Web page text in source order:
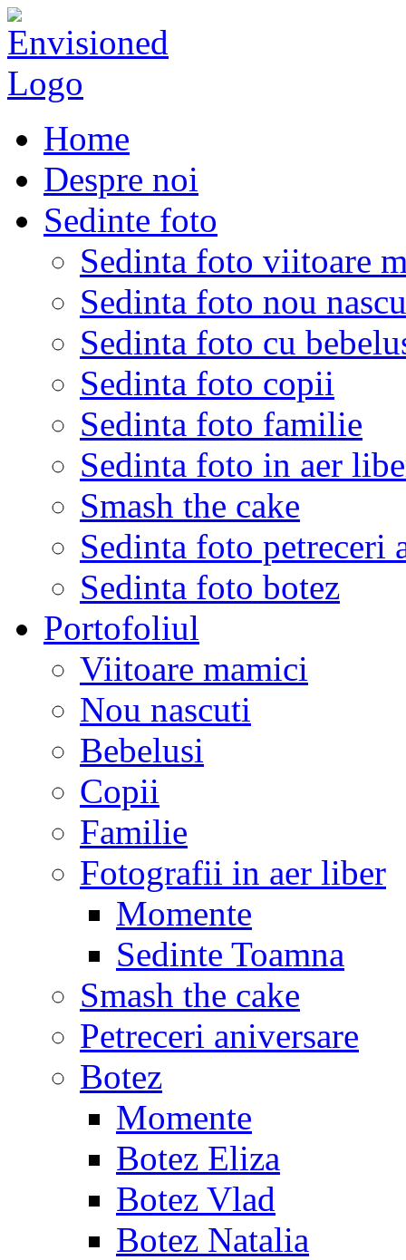
Home
Despre noi
Sedinte foto
Sedinta foto viitoare
Sedinta foto nou
Sedinta foto cu
Sedinta foto copii
Sedinta foto familie
Sedinta foto in aer
Smash the cake
Sedinta foto petreceri
Sedinta foto botez
Portofoliul
Viitoare mamici
Nou nascuti
Bebelusi
Copii
Familie
Fotografii in aer liber
Momente
Sedinte Toamna
Smash the cake
Petreceri aniversare
Botez
Momente
Botez Eliza
Botez Vlad
Botez Natalia